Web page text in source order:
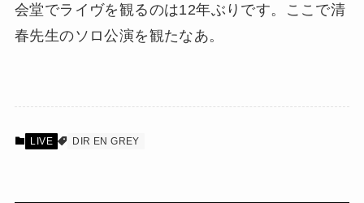
会堂でライヴを観るのは12年ぶりです。ここで清
春先生のソロ公演を観たなあ。
LIVE DIR EN GREY